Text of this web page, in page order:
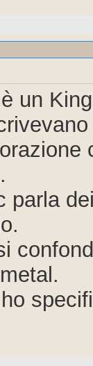
un
parla